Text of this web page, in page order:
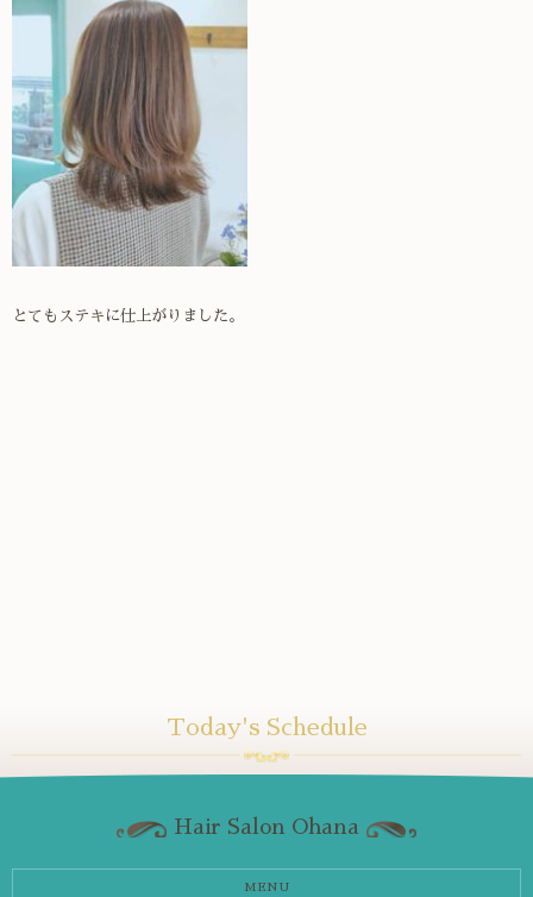
とてもステキに仕上がりました。
Today's Schedule
Hair Salon Ohana
MENU